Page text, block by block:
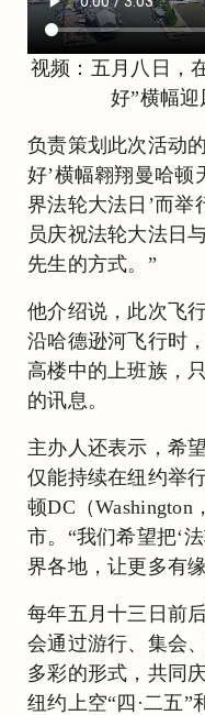
视频：五月八日，
好”横幅迎
负责策划此次活动
好’横幅翱翔曼哈顿
界法轮大法日’而举
员庆祝法轮大法日
先生的方式。”
他介绍说，此次飞
沿哈德逊河飞行时
高楼中的上班族，
的讯息。
主办人还表示，希
仅能持续在纽约举
顿DC（
市。“我们希望把‘
界各地，让更多有
每年五月十三日前
会通过游行、集会
多彩的形式，共同
纽约上空“四·二五”